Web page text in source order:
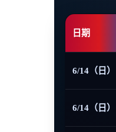
日期
6/14（日）
6/14（日）